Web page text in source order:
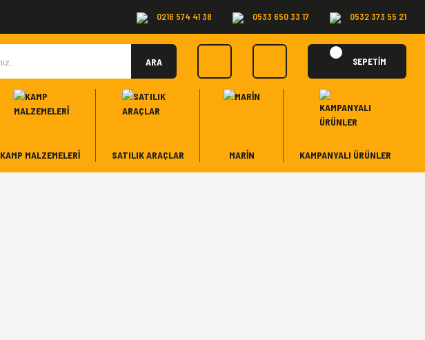
0216 574 41 38 0533 650 33 17 0532 373 55 21
ARA SEPETİM
KAMP MALZEMELERI SATILIK ARAÇLAR MARİN KAMPANYALI ÜRÜNLER